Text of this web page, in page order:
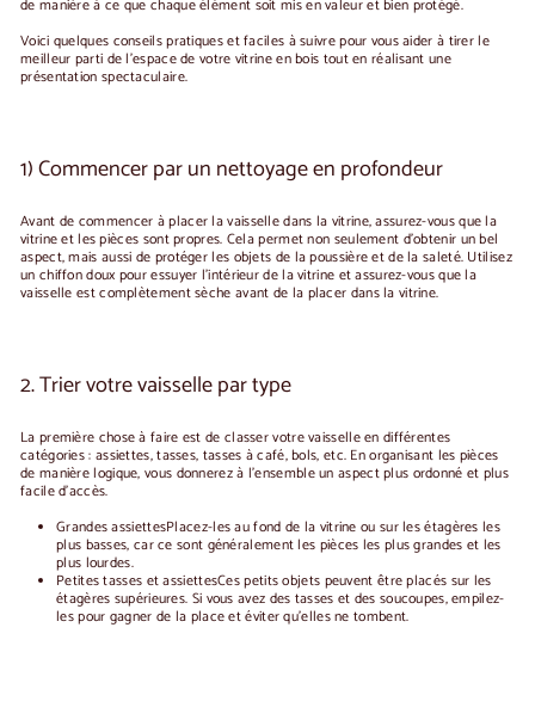
de manière à ce que chaque élément soit mis en valeur et bien protégé.
Voici quelques conseils pratiques et faciles à suivre pour vous aider à tirer le
meilleur parti de l'espace de votre vitrine en bois tout en réalisant une
présentation spectaculaire.
1) Commencer par un nettoyage en profondeur
Avant de commencer à placer la vaisselle dans la vitrine, assurez-vous que la
vitrine et les pièces sont propres. Cela permet non seulement d'obtenir un bel
aspect, mais aussi de protéger les objets de la poussière et de la saleté. Utilisez
un chiffon doux pour essuyer l'intérieur de la vitrine et assurez-vous que la
vaisselle est complètement sèche avant de la placer dans la vitrine.
2. Trier votre vaisselle par type
La première chose à faire est de classer votre vaisselle en différentes
catégories : assiettes, tasses, tasses à café, bols, etc. En organisant les pièces
de manière logique, vous donnerez à l'ensemble un aspect plus ordonné et plus
facile d'accès.
Grandes assiettesPlacez-les au fond de la vitrine ou sur les étagères les
plus basses, car ce sont généralement les pièces les plus grandes et les
plus lourdes.
Petites tasses et assiettesCes petits objets peuvent être placés sur les
étagères supérieures. Si vous avez des tasses et des soucoupes, empilez-
les pour gagner de la place et éviter qu'elles ne tombent.